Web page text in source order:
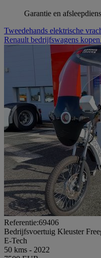
Garantie en
Tweedehands elektrische
Renault bedrijfswagens
Referentie:69406
Bedrijfsvoertuig Kleuster
E-Tech
50 kms - 2022